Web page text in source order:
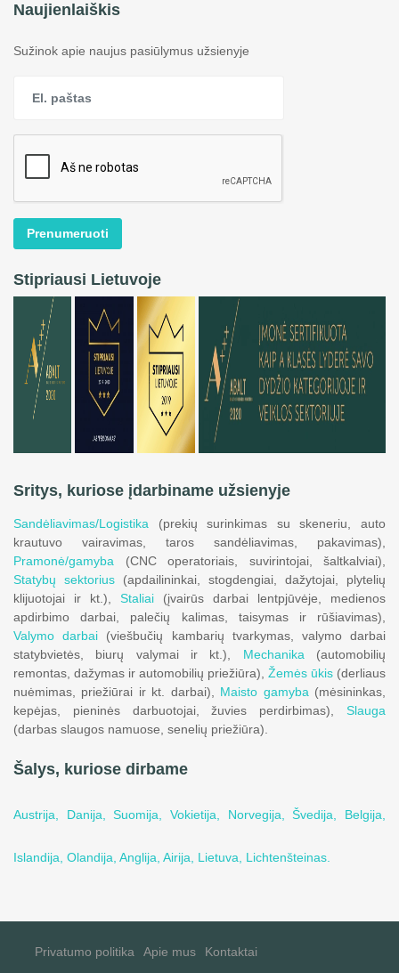
Naujienlaiškis
Sužinok apie naujus pasiūlymus užsienyje
Prenumeruoti
Stipriausi Lietuvoje
Sritys, kuriose įdarbiname užsienyje
Sandėliavimas/Logistika (prekių surinkimas su skeneriu, auto
krautuvo vairavimas, taros sandėliavimas, pakavimas),
Pramonė/gamyba (CNC operatoriais, suvirintojai, šaltkalviai),
Statybų sektorius (apdailininkai, stogdengiai, dažytojai, plytelių
klijuotojai ir kt.), Staliai (įvairūs darbai lentpjūvėje, medienos
apdirbimo darbai, palečių kalimas, taisymas ir rūšiavimas),
Valymo darbai (viešbučių kambarių tvarkymas, valymo darbai
statybvietės, biurų valymai ir kt.), Mechanika (automobilių
remontas, dažymas ir automobilių priežiūra), Žemės ūkis (derliaus
nuėmimas, priežiūrai ir kt. darbai), Maisto gamyba (mėsininkas,
kepėjas, pieninės darbuotojai, žuvies perdirbimas), Slauga
(darbas slaugos namuose, senelių priežiūra).
Šalys, kuriose dirbame
Austrija, Danija,Suomija,Vokietija, Norvegija,Švedija, Belgija,
Islandija, Olandija, Anglija, Airija, Lietuva, Lichtenšteinas.
Privatumo politika Apie mus Kontaktai